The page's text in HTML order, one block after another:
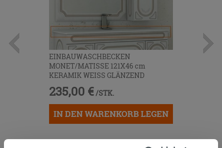
EINBAUWASCHBECKEN
MONET/MATISSE 121X46 cm
KERAMIK WEISS GLÄNZEND
235,00 € /STK.
IN DEN WARENKORB LEGEN